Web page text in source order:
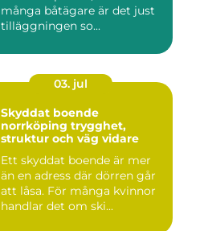
många båtägare är det just
tilläggningen so...
03. jul
Skyddat boende
norrköping trygghet,
struktur och väg vidare
Ett skyddat boende är mer
än en adress där dörren går
att låsa. För många kvinnor
handlar det om ski...